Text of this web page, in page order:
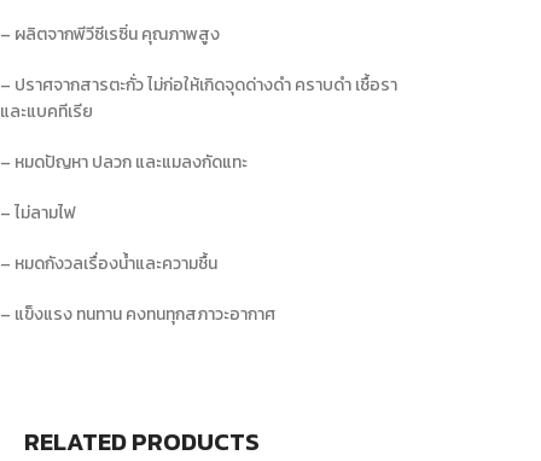
– ผลิตจากพีวีซีเรซิ่น คุณภาพสูง
– ปราศจากสารตะกั่ว ไม่ก่อให้เกิดจุดด่างดำ คราบดำ เชื้อรา
และแบคทีเรีย
– หมดปัญหา ปลวก และแมลงกัดแทะ
– ไม่ลามไฟ
– หมดกังวลเรื่องน้ำและความชื้น
– แข็งแรง ทนทาน คงทนทุกสภาวะอากาศ
RELATED PRODUCTS